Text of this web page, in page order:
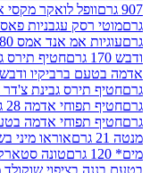
לואקר מקסי אגוז 50 גרם
עגבניות פאסטה 700 גרם
אנד אמס 180ג'
עוגיות
חטיף תירס גבינת צ'דר
ודבש 28 גרם
גבינת צ'דר חלפינו 170 גרם
אדמה 28 גרם
אדמה בטעם שמנת בצל 28
אוראו מיני בשקית שוקו 61.3 גרם
טונה סטארקיסט רביעיות
שוקולד מריר 238 גרם